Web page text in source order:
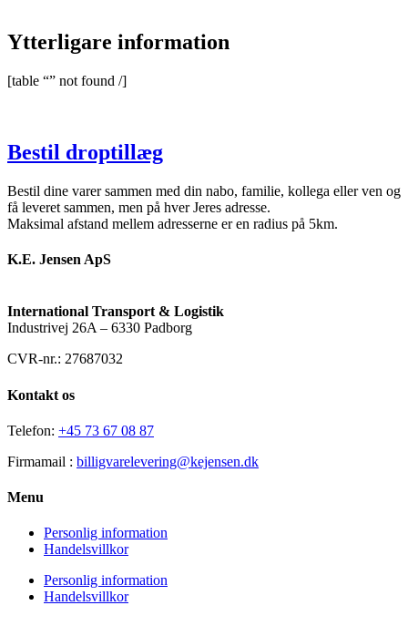
Ytterligare information
[table “” not found /]
Bestil droptillæg
Bestil dine varer sammen med din nabo, familie, kollega eller ven og
få leveret sammen, men på hver Jeres adresse.
Maksimal afstand mellem adresserne er en radius på 5km.
K.E. Jensen ApS
International Transport & Logistik
Industrivej 26A – 6330 Padborg
CVR-nr.: 27687032
Kontakt os
Telefon: +45 73 67 08 87
Firmamail : billigvarelevering@kejensen.dk
Menu
Personlig information
Handelsvillkor
Personlig information
Handelsvillkor